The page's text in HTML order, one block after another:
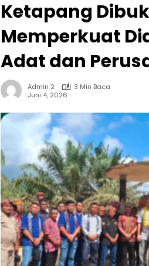
Ketapang
Memperkuat
Adat dan
Admin 2
3 Min Baca
Juni 4, 2026